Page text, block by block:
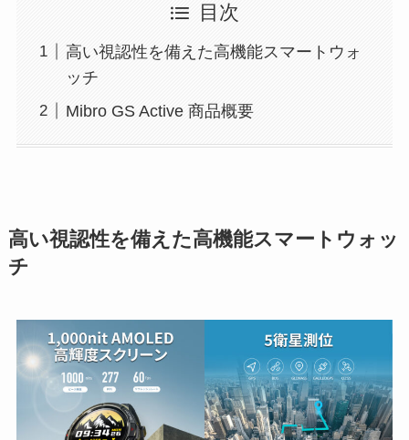
目次
高い視認性を備えた高機能スマートウォ
ッチ
Mibro GS Active 商品概要
高い視認性を備えた高機能スマートウォッ
チ